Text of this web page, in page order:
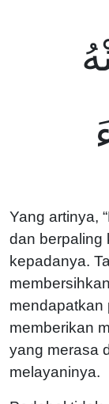
Yang artinya,
dan berpaling
kepadanya.
mendapatkan
memberikan
yang merasa
melayaninya.